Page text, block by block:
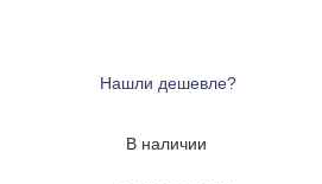
Нашли дешевле?
В наличии